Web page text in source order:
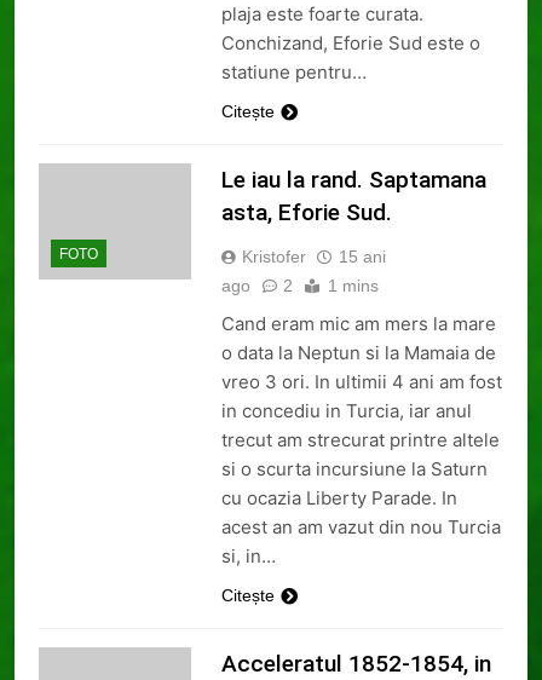
plaja este foarte curata.
Conchizand, Eforie Sud este o
statiune pentru…
Citește
FOTO
Le iau la rand. Saptamana
asta, Eforie Sud.
Kristofer
15 ani
ago
2 1 mins
Cand eram mic am mers la mare
o data la Neptun si la Mamaia de
vreo 3 ori. In ultimii 4 ani am fost
in concediu in Turcia, iar anul
trecut am strecurat printre altele
si o scurta incursiune la Saturn
cu ocazia Liberty Parade. In
acest an am vazut din nou Turcia
si, in…
Citește
Acceleratul 1852-1854, in